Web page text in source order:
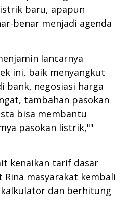
baru, apapun
benar menjadi agenda
lancarnya
ini, baik menyangkut
bank, negosiasi harga
tambahan pasokan
bisa membantu
pasokan listrik,""
kenaikan tarif dasar
masyarakat kembali
dan berhitung